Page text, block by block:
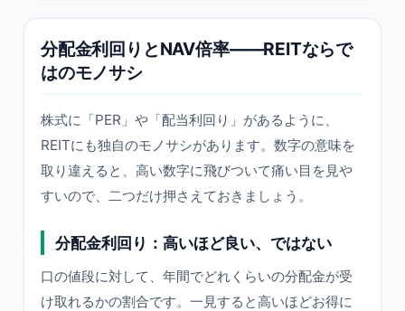
分配金利回りとNAV倍率——REITならで
はのモノサシ
株式に「PER」や「配当利回り」があるように、
REITにも独自のモノサシがあります。数字の意味を
取り違えると、高い数字に飛びついて痛い目を見や
すいので、二つだけ押さえておきましょう。
分配金利回り：高いほど良い、ではない
口の値段に対して、年間でどれくらいの分配金が受
け取れるかの割合です。一見すると高いほどお得に